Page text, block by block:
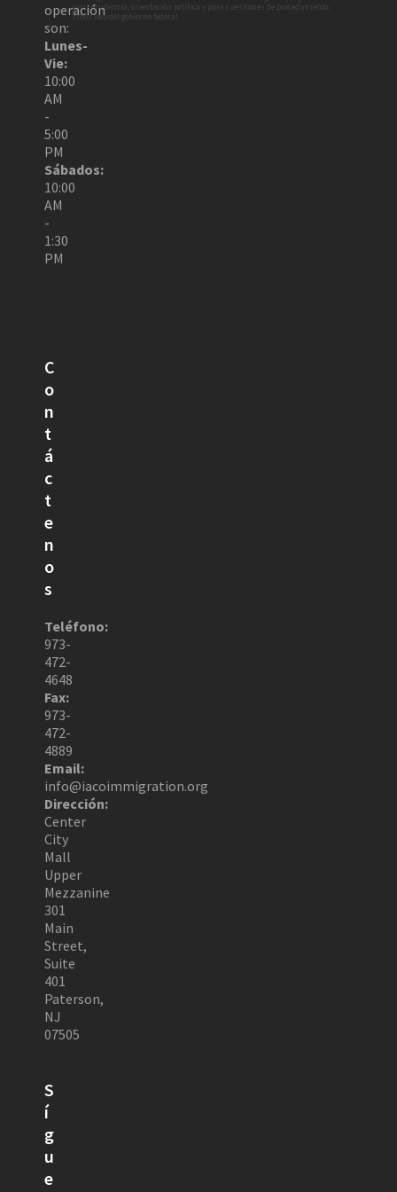
jurisprudencia, orientación política y para cuestiones de procedimiento,
sitios web del gobierno federal.
operación
son:
Lunes-
Vie:
10:00
AM
-
5:00
PM
Sábados:
10:00
AM
-
1:30
PM
C
o
n
t
á
c
t
e
n
o
s
Teléfono:
973-
472-
4648
Fax:
973-
472-
4889
Email:
info@iacoimmigration.org
Dirección:
Center
City
Mall
Upper
Mezzanine
301
Main
Street,
Suite
401
Paterson,
NJ
07505
S
í
g
u
e